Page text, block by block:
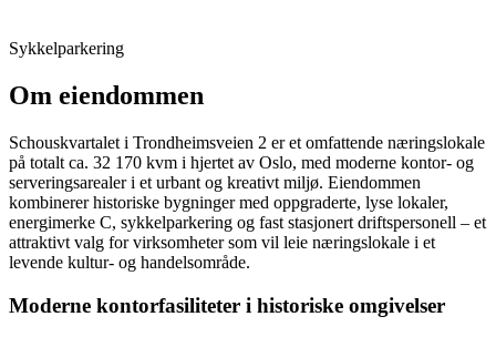
Sykkelparkering
Om eiendommen
Schouskvartalet i Trondheimsveien 2 er et omfattende næringslokale
på totalt ca. 32 170 kvm i hjertet av Oslo, med moderne kontor- og
serveringsarealer i et urbant og kreativt miljø. Eiendommen
kombinerer historiske bygninger med oppgraderte, lyse lokaler,
energimerke C, sykkelparkering og fast stasjonert driftspersonell – et
attraktivt valg for virksomheter som vil leie næringslokale i et
levende kultur- og handelsområde.
Moderne kontorfasiliteter i historiske omgivelser